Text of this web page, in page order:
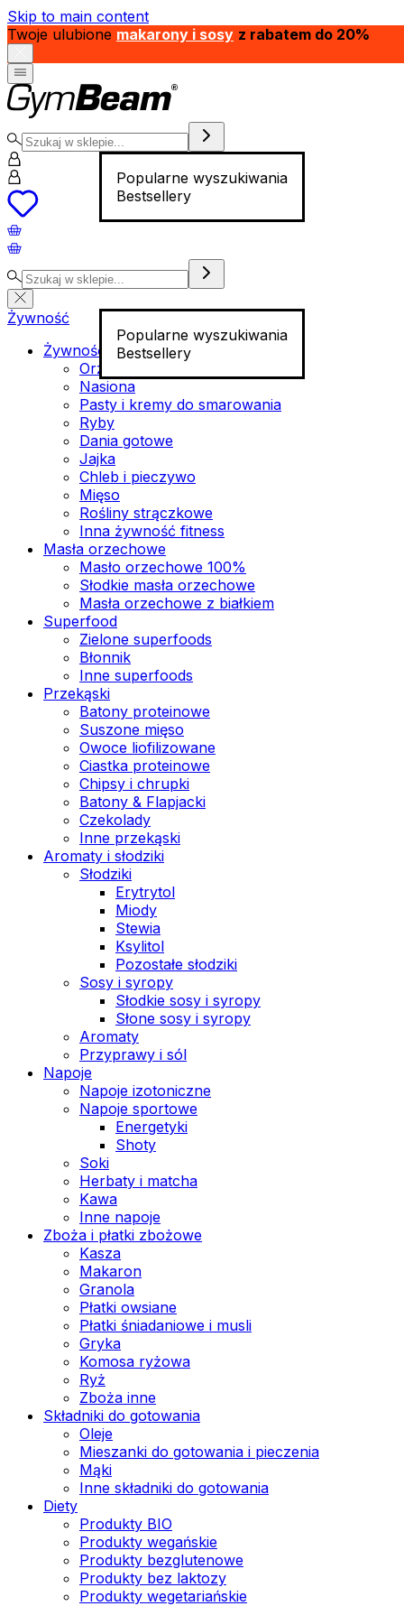
Skip to main content
Twoje ulubione makarony i sosy z rabatem do 20%
Popularne wyszukiwania
Bestsellery
Popularne wyszukiwania
Bestsellery
Żywność
Żywność funkcjonalna
Orzechy
Nasiona
Pasty i kremy do smarowania
Ryby
Dania gotowe
Jajka
Chleb i pieczywo
Mięso
Rośliny strączkowe
Inna żywność fitness
Masła orzechowe
Masło orzechowe 100%
Słodkie masła orzechowe
Masła orzechowe z białkiem
Superfood
Zielone superfoods
Błonnik
Inne superfoods
Przekąski
Batony proteinowe
Suszone mięso
Owoce liofilizowane
Ciastka proteinowe
Chipsy i chrupki
Batony & Flapjacki
Czekolady
Inne przekąski
Aromaty i słodziki
Słodziki
Erytrytol
Miody
Stewia
Ksylitol
Pozostałe słodziki
Sosy i syropy
Słodkie sosy i syropy
Słone sosy i syropy
Aromaty
Przyprawy i sól
Napoje
Napoje izotoniczne
Napoje sportowe
Energetyki
Shoty
Soki
Herbaty i matcha
Kawa
Inne napoje
Zboża i płatki zbożowe
Kasza
Makaron
Granola
Płatki owsiane
Płatki śniadaniowe i musli
Gryka
Komosa ryżowa
Ryż
Zboża inne
Składniki do gotowania
Oleje
Mieszanki do gotowania i pieczenia
Mąki
Inne składniki do gotowania
Diety
Produkty BIO
Produkty wegańskie
Produkty bezglutenowe
Produkty bez laktozy
Produkty wegetariańskie